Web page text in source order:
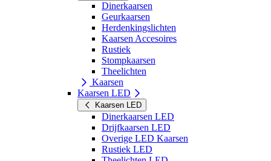
Dinerkaarsen
Geurkaarsen
Herdenkingslichten
Kaarsen Accesoires
Rustiek
Stompkaarsen
Theelichten
Kaarsen
Kaarsen LED
Kaarsen LED
Dinerkaarsen LED
Drijfkaarsen LED
Overige LED Kaarsen
Rustiek LED